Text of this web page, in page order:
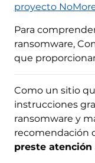
proyecto
Para
ransomware,
que
Como un sitio
instrucciones
ransomware y
recomendación
preste